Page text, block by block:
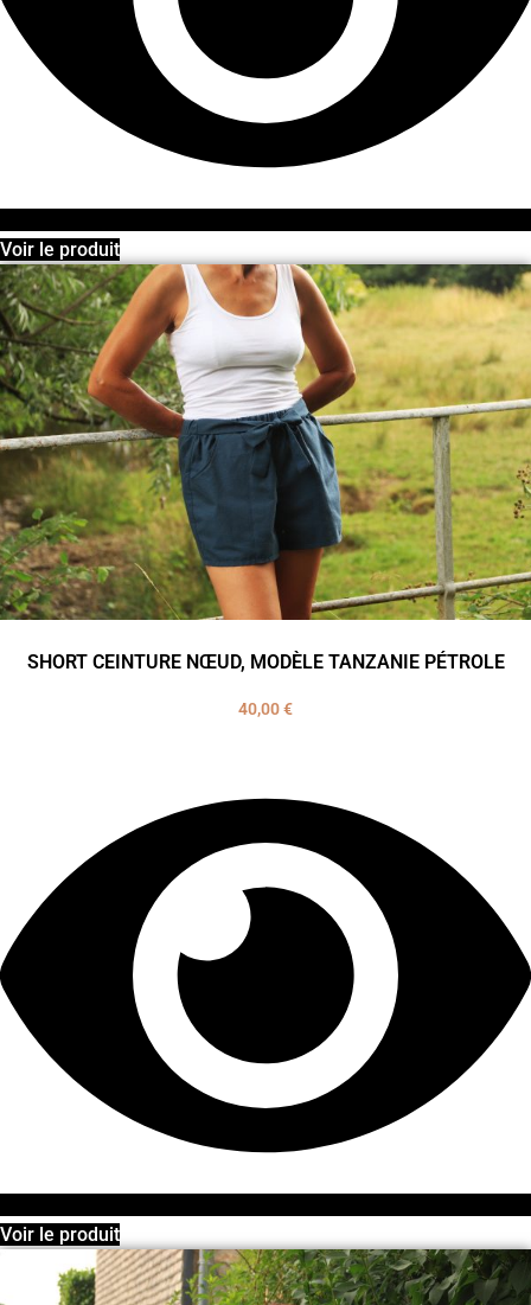
Voir le produit
SHORT CEINTURE NŒUD, MODÈLE TANZANIE PÉTROLE
40,00€
Voir le produit